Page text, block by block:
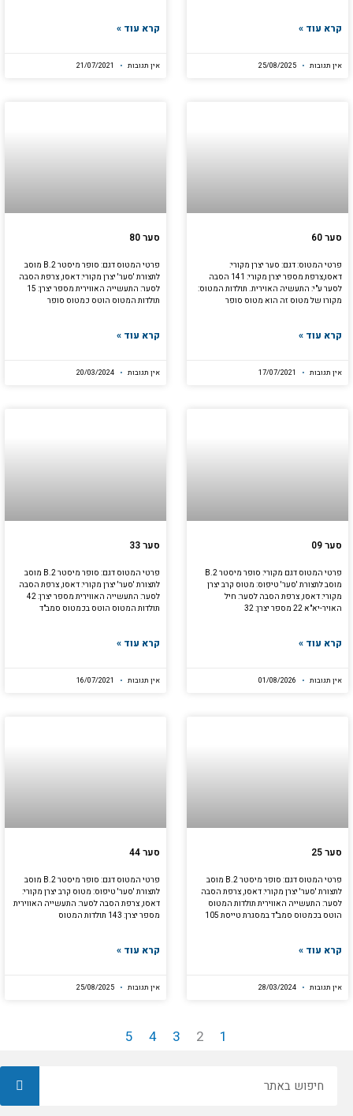
קרא עוד »
אין תגובות
קרא עוד »
אין תגובות
סער 60
פרטי המטוס: דגם: סער יצרן מקורי:
דאסו,צרפת מספר יצרן מקורי: 141 הסבה
לסער ע"י: התעשיה האוירית. תולדות המטוס:
מקורו של מטוס זה הוא מטוס סופר
קרא עוד »
אין תגובות
סער 80
פרטי המטוס דגם: סופר מיסטר B.2 מוסב
לתצורת 'סער' יצרן מקורי: דאסו, צרפת הסבה
לסער: התעשייה האווירית מספר יצרן: 15
תולדות המטוס הוטס כמטוס סופר
קרא עוד »
אין תגובות
סער 09
פרטי המטוס דגם מקורי: סופר מיסטר B.2
מוסב לתצורת 'סער' טיפוס: מטוס קרב יצרן
מקורי: דאסו, צרפת הסבה לסער: חיל
האויר-יא"א 22 מספר יצרן: 32
קרא עוד »
אין תגובות
סער 33
פרטי המטוס דגם: סופר מיסטר B.2 מוסב
לתצורת 'סער' יצרן מקורי: דאסו, צרפת הסבה
לסער: התעשייה האווירית מספר יצרן: 42
תולדות המטוס הוטס בכמטוס סמב"ד
קרא עוד »
אין תגובות
סער 25
פרטי המטוס דגם: סופר מיסטר B.2 מוסב
לתצורת 'סער' יצרן מקורי: דאסו, צרפת הסבה
לסער: התעשייה האווירית תולדות המטוס
הוטס בכמטוס סמב"ד במסגרת טייסת 105
קרא עוד »
אין תגובות
סער 44
פרטי המטוס דגם: סופר מיסטר B.2 מוסב
לתצורת 'סער' טיפוס: מטוס קרב יצרן מקורי:
דאסו, צרפת הסבה לסער: התעשייה האווירית
מספר יצרן: 143 תולדות המטוס
קרא עוד »
אין תגובות